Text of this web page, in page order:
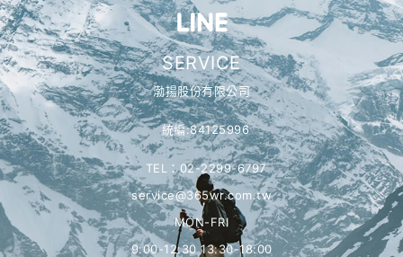
SERVICE
渤揚股份有限公司
統編:84125996
TEL：02-2299-6797
service@365wr.com.tw
MON-FRI
9:00-12:30 13:30-18:00